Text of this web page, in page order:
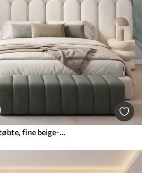
Efterligning af reliefstøbte, fine beige-grønne blade